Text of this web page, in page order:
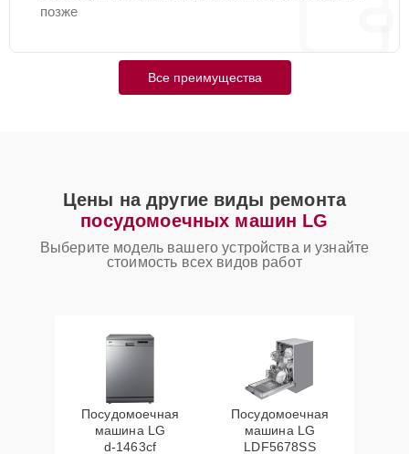
позже
Все преимущества
Цены на другие виды ремонта
посудомоечных машин LG
Выберите модель вашего устройства и узнайте
стоимость всех видов работ
Посудомоечная
машина LG
d‑1463cf
Посудомоечная
машина LG
LDF5678SS